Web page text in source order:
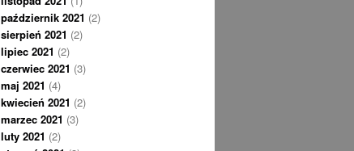
październik 2021 (2)
sierpień 2021 (2)
lipiec 2021 (2)
czerwiec 2021 (3)
maj 2021 (4)
kwiecień 2021 (2)
marzec 2021 (3)
luty 2021 (2)